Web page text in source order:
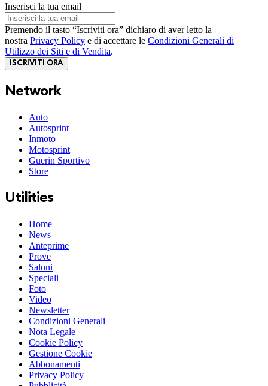
Inserisci la tua email
Premendo il tasto “Iscriviti ora” dichiaro di aver letto la
nostra Privacy Policy e di accettare le Condizioni Generali di
Utilizzo dei Siti e di Vendita.
ISCRIVITI ORA
Network
Auto
Autosprint
Inmoto
Motosprint
Guerin Sportivo
Store
Utilities
Home
News
Anteprime
Prove
Saloni
Speciali
Foto
Video
Newsletter
Condizioni Generali
Nota Legale
Cookie Policy
Gestione Cookie
Abbonamenti
Privacy Policy